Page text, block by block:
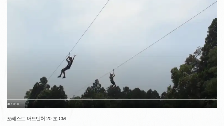
포레스트 어드벤처 20 초 CM